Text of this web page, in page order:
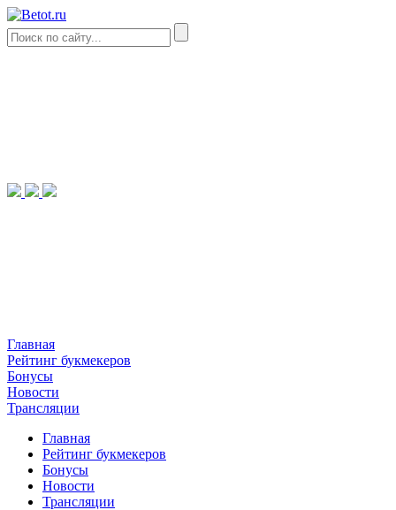
Главная
Рейтинг букмекеров
Бонусы
Новости
Трансляции
Главная
Рейтинг букмекеров
Бонусы
Новости
Трансляции